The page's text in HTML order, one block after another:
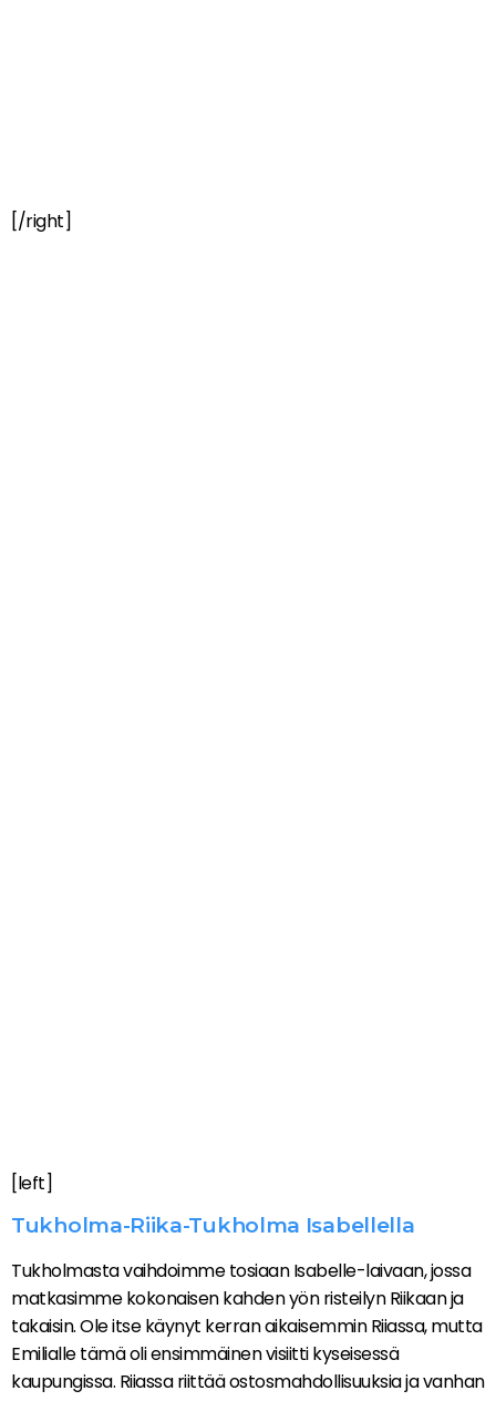
[/right]
[left]
Tukholma-Riika-Tukholma Isabellella
Tukholmasta vaihdoimme tosiaan Isabelle-laivaan, jossa
matkasimme kokonaisen kahden yön risteilyn Riikaan ja
takaisin. Ole itse käynyt kerran aikaisemmin Riiassa, mutta
Emilialle tämä oli ensimmäinen visiitti kyseisessä
kaupungissa. Riiassa riittää ostosmahdollisuuksia ja vanhan